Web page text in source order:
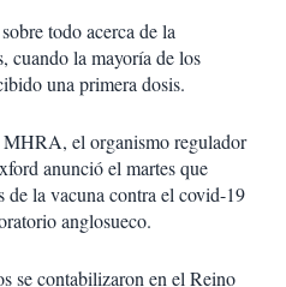
todo acerca de la
cuando la mayoría de los
una primera dosis.
el organismo regulador
anunció el martes que
de la vacuna contra el covid-19
anglosueco.
se contabilizaron en el Reino